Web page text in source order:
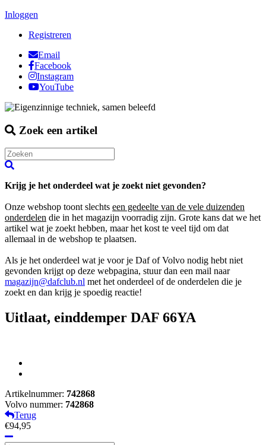
Inloggen
Registreren
Email
Facebook
Instagram
YouTube
Zoek een artikel
Krijg je het onderdeel wat je zoekt niet gevonden?
Onze webshop toont slechts een gedeelte van de vele duizenden
onderdelen die in het magazijn voorradig zijn. Grote kans dat we het
artikel wat je zoekt hebben, maar het kost te veel tijd om dat
allemaal in de webshop te plaatsen.
Als je het onderdeel wat je voor je Daf of Volvo nodig hebt niet
gevonden krijgt op deze webpagina, stuur dan een mail naar
magazijn@dafclub.nl met het onderdeel of de onderdelen die je
zoekt en dan krijg je spoedig reactie!
Uitlaat, einddemper DAF 66YA
Artikelnummer: 742868
Volvo nummer: 742868
Terug
€94,95